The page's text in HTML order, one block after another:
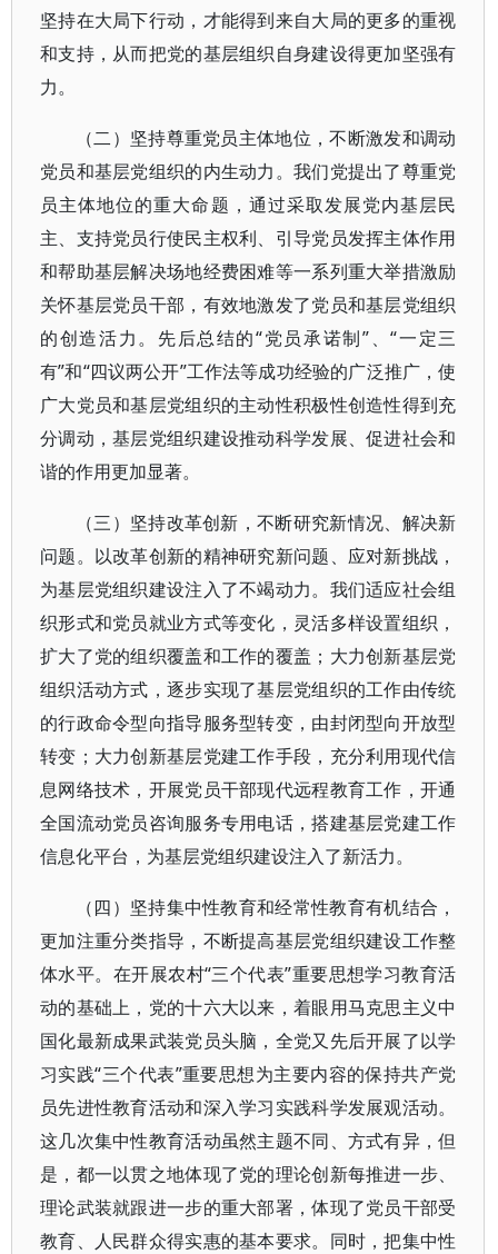
坚持在大局下行动，才能得到来自大局的更多的重视
和支持，从而把党的基层组织自身建设得更加坚强有
力。
（二）坚持尊重党员主体地位，不断激发和调动
党员和基层党组织的内生动力。我们党提出了尊重党
员主体地位的重大命题，通过采取发展党内基层民
主、支持党员行使民主权利、引导党员发挥主体作用
和帮助基层解决场地经费困难等一系列重大举措激励
关怀基层党员干部，有效地激发了党员和基层党组织
的创造活力。先后总结的“党员承诺制”、“一定三
有”和“四议两公开”工作法等成功经验的广泛推广，使
广大党员和基层党组织的主动性积极性创造性得到充
分调动，基层党组织建设推动科学发展、促进社会和
谐的作用更加显著。
（三）坚持改革创新，不断研究新情况、解决新
问题。以改革创新的精神研究新问题、应对新挑战，
为基层党组织建设注入了不竭动力。我们适应社会组
织形式和党员就业方式等变化，灵活多样设置组织，
扩大了党的组织覆盖和工作的覆盖；大力创新基层党
组织活动方式，逐步实现了基层党组织的工作由传统
的行政命令型向指导服务型转变，由封闭型向开放型
转变；大力创新基层党建工作手段，充分利用现代信
息网络技术，开展党员干部现代远程教育工作，开通
全国流动党员咨询服务专用电话，搭建基层党建工作
信息化平台，为基层党组织建设注入了新活力。
（四）坚持集中性教育和经常性教育有机结合，
更加注重分类指导，不断提高基层党组织建设工作整
体水平。在开展农村“三个代表”重要思想学习教育活
动的基础上，党的十六大以来，着眼用马克思主义中
国化最新成果武装党员头脑，全党又先后开展了以学
习实践“三个代表”重要思想为主要内容的保持共产党
员先进性教育活动和深入学习实践科学发展观活动。
这几次集中性教育活动虽然主题不同、方式有异，但
是，都一以贯之地体现了党的理论创新每推进一步、
理论武装就跟进一步的重大部署，体现了党员干部受
教育、人民群众得实惠的基本要求。同时，把集中性